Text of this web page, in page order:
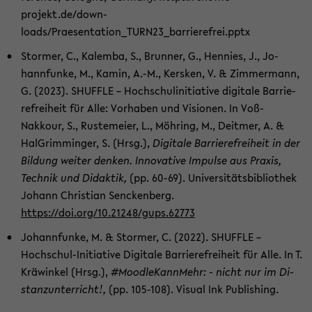
projekt.de/down­
loads/Praesentation_TURN23_barrierefrei.pptx
Stor­mer, C., Ka­l­em­ba, S., Brun­ner, G., Hen­nies, J., Jo­
hannfun­ke, M., Kamin, A.-M., Kers­ken, V. & Zim­mer­mann,
G. (2023). SHUF­F­LE – Hoch­schul­in­itia­ti­ve di­gi­ta­le Bar­rie­
re­frei­heit für Alle: Vor­ha­ben und Vi­sio­nen. In Voß-​
Nakkour, S., Rus­tem­ei­er, L., Möh­ring, M., De­it­mer, A. &
Hal­Grim­min­ger, S. (Hrsg.),Di­gi­ta­le Bar­rie­re­frei­heit in der
Bil­dung wei­ter den­ken. In­no­va­ti­ve Im­pul­se aus Pra­xis,
Tech­nik und Di­dak­tik, (pp. 60-69). Uni­ver­si­täts­bi­blio­thek
Jo­hann Chris­ti­an Sencken­berg.
https://doi.org/10.21248/gups.62773
Jo­hannfun­ke, M. & Stor­mer, C. (2022). SHUF­F­LE –
Hochschul-​Initiative Di­gi­ta­le Bar­rie­re­frei­heit für Alle. In T.
Kräwin­kel (Hrsg.),#Mood­le­Kann­Mehr: - nicht nur im Di­
stanz­un­ter­richt!, (pp. 105-​108). Vi­su­al Ink Pu­bli­shing.